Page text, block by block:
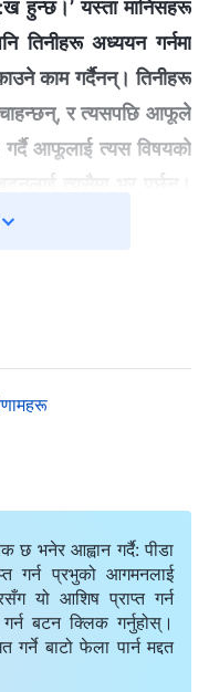
दु:ख हुन्छ।’ यस्ता मानिसहरू
तिनीहरू अध्ययन गर्नमा
काम गर्दैनन्। तिनीहरू
र त्यसपछि आफूले
गर्दै आफूलाई त्यस विषयको
मनोवृत्ति यही हुन्छ
छ। आफ्नो मानवतामा
के यस्ता मानिसहरू
त? यो त झनै असम्भव छ
आफूप्रति मात्र समर्पित
र नीच मानिसहरूबीचको
तिनीहरूको मनोवृत्ति
तिनीहरूले कामकुरालाई
हेर्। निष्ठा र मर्यादा
छ भनेर आह्वान गर्दै: पीडा
गर्न प्रभुको आगमनलाई
यो आशिष प्राप्त गर्न
बटन क्लिक गर्नुहोस्।
बाटो फेला पार्न मद्दत